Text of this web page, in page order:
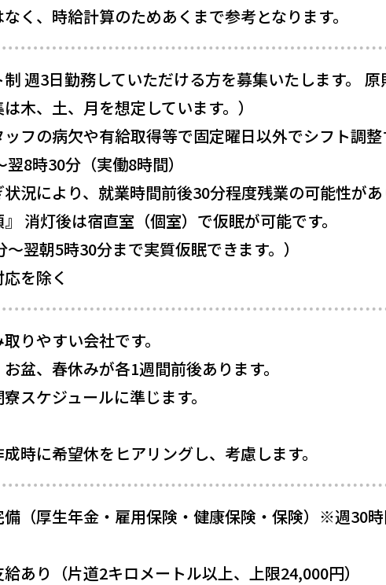
く、時給計算のためあくまで参考となります。
週3日勤務していただける方を募集いたします。 原
は木、土、月を想定しています。）
フの病欠や有給取得等で固定曜日以外でシフト調整
8時30分（実働8時間）
況により、就業時間前後30分程度残業の可能性があ
』 消灯後は宿直室（個室）で仮眠が可能です。
〜翌朝5時30分まで実質仮眠できます。）
を除く
りやすい会社です。
盆、春休みが各1週間前後あります。
スケジュールに準じます。
時に希望休をヒアリングし、考慮します。
（厚生年金・雇用保険・健康保険・保険）※週30
あり（片道2キロメートル以上、上限24,000円）